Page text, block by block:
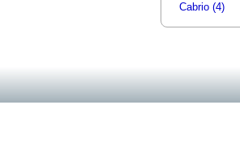
Cabrio (4)